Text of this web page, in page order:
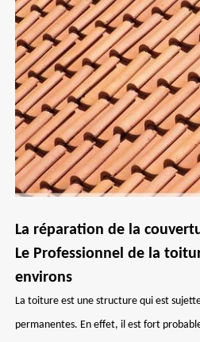
La réparation de la
Le Professionnel de la
environs
La toiture est une structure qui est
permanentes. En effet, il est fort